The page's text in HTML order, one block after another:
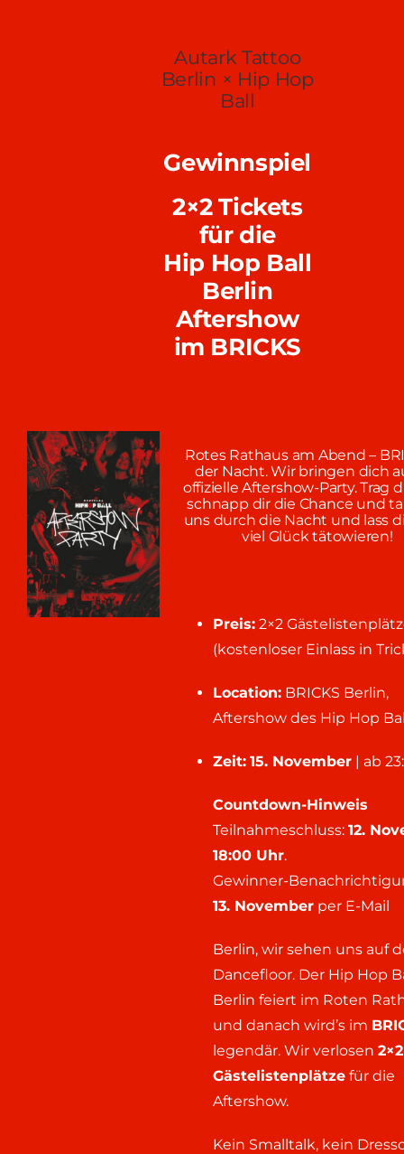
Autark Tattoo
Berlin × Hip Hop
Ball
Gewinnspiel
2×2 Tickets
für die
Hip Hop Ball
Berlin
Aftershow
im BRICKS
Rotes Rathaus am Abend –
der Nacht. Wir bringen dich
offizielle Aftershow-Party. Trag
schnapp dir die Chance und
uns durch die Nacht und lass
viel Glück tätowieren!
Preis:2×2
(kostenloser Einlass in
Location:BRICKS Berlin,
Aftershow des Hip Hop
Zeit: 15. November| ab
Countdown-Hinweis
Teilnahmeschluss: 12.
18:00 Uhr.
Gewinner-
13. Novemberper E-Mail
Berlin, wir sehen uns auf
Dancefloor. Der Hip Hop
Berlin feiert im Roten
und danach wird’s im
legendär. Wir verlosen 2×2
Gästelistenplätzefür die
Aftershow.
Kein Smalltalk, kein